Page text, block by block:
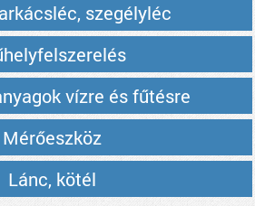
szegélyléc
vízre és fűtésre
Mérőeszköz
Lánc, kötél